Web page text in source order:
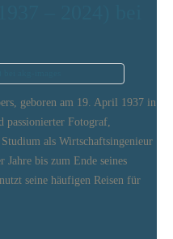
geboren am 19. April 1937 in
passionierter Fotograf,
als Wirtschaftsingenieur
bis zum Ende seines
seine häufigen Reisen für